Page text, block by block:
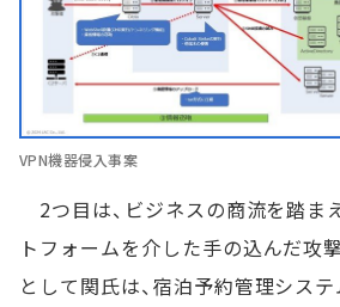
VPN機器侵入事案
2つ目は、ビジネスの商流を踏ま
トフォームを介した手の込んだ攻
として関氏は、宿泊予約管理シス